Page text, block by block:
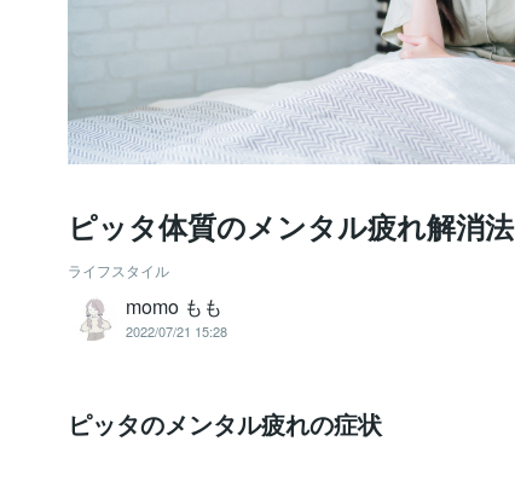
ピッタ体質のメンタル疲れ解消法
ライフスタイル
momo もも
2022/07/21 15:28
ピッタのメンタル疲れの症状